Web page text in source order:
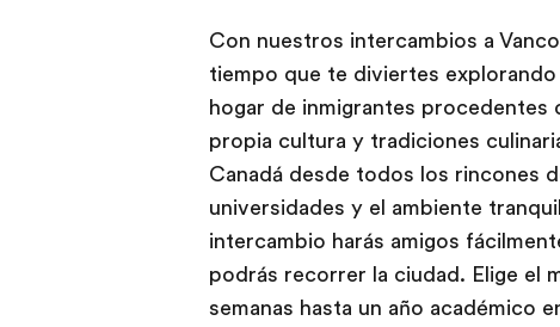
Con nuestros intercambios a
tiempo que te diviertes
hogar de inmigrantes
propia cultura y tradiciones
Canadá desde todos los rincones
universidades y el ambiente
intercambio harás amigos
podrás recorrer la ciudad. Elige el
semanas hasta un año académico